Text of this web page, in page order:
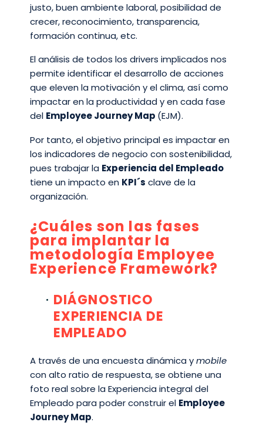
justo, buen ambiente laboral, posibilidad de
crecer, reconocimiento, transparencia,
formación continua, etc.
El análisis de todos los drivers implicados nos
permite identificar el desarrollo de acciones
que eleven la motivación y el clima, así como
impactar en la productividad y en cada fase
del Employee Journey Map (EJM).
Por tanto, el objetivo principal es impactar en
los indicadores de negocio con sostenibilidad,
pues trabajar la Experiencia del Empleado
tiene un impacto en KPI´s clave de la
organización.
¿Cuáles son las fases
para implantar la
metodología Employee
Experience Framework?
DIÁGNOSTICO
EXPERIENCIA DE
EMPLEADO
A través de una encuesta dinámica ymobile
con alto ratio de respuesta, se obtiene una
foto real sobre la Experiencia integral del
Empleado para poder construir el Employee
Journey Map.